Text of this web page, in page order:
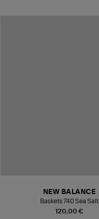
120,00 €
NEW BALANCE
Baskets 740 Sea Salt